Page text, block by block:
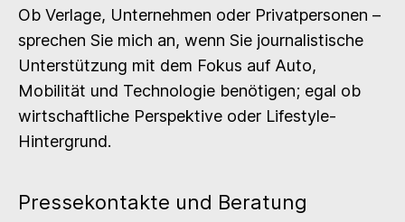
Ob Verlage, Unternehmen oder Privatpersonen –
sprechen Sie mich an, wenn Sie journalistische
Unterstützung mit dem Fokus auf Auto,
Mobilität und Technologie benötigen; egal ob
wirtschaftliche Perspektive oder Lifestyle-
Hintergrund.
Pressekontakte und Beratung